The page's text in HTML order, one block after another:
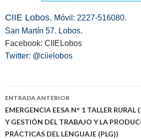
CIIE Lobos. Móvil: 2227-516080.
San Martín 57. Lobos.
Facebook: CIIELobos
Twitter: @ciielobos
Navegación
de
entradas
ENTRADA ANTERIOR
EMERGENCIA EESA N° 1 TALLER
Y GESTIÓN DEL TRABAJO Y LA
PRÁCTICAS DEL LENGUAJE (PLG))